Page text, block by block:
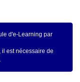
d'e-Learning par
est nécessaire de